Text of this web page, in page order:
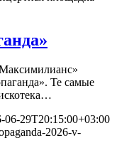
Те самые
06-29T20:15:00+03:00
2026-v-